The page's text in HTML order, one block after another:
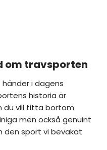
om travsporten
i dagens
historia är
du vill titta bortom
men också genuint
den sport vi bevakat